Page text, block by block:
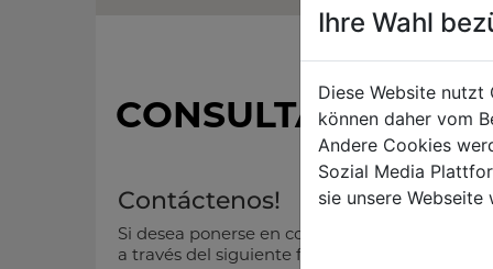
CONSULTA
Contáctenos!
Si desea ponerse en contacto con nosotros,
a través del siguiente formulario.
Ihre Wahl
Diese Website
können daher vom
Andere Cookies
Sozial Media
sie unsere